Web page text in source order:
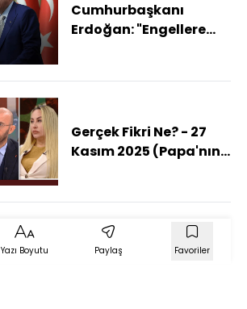
Cumhurbaşkanı
Erdoğan: "Engellere
Kalmayı Başardı"
Gerçek Fikri Ne? - 27
Kasım 2025 (Papa'nın
Yazı Boyutu Paylaş Favoriler